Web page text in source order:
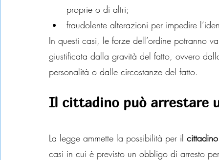
proprie o di altri;
fraudolente alterazioni per impedire
In questi casi, le forze dell’ordine potranno
giustificata dalla gravità del fatto, ovvero
personalità o dalle circostanze del fatto.
Il cittadino può arrestare
La legge ammette la possibilità per il cittadino
casi in cui è previsto un obbligo di arresto